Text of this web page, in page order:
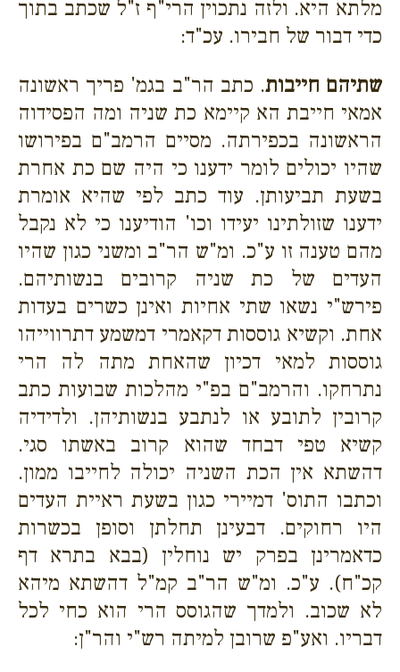
מלתא היא. ולזה נתכוין הרי"ף ז"ל שכתב בתוך
כדי דבור של חבירו. עכ"ד:
שתיהם חייבות. כתב הר"ב בגמ' פריך ראשונה
אמאי חייבת הא קיימא כת שניה ומה הפסידוה
הראשונה בכפירתה. מסיים הרמב"ם בפירושו
שהיו יכולים לומר ידענו כי היה שם כת אחרת
בשעת תביעותן. עוד כתב לפי שהיא אומרת
ידענו שזולתינו יעידו וכו' הודיענו כי לא נקבל
מהם טענה זו ע"כ. ומ"ש הר"ב ומשני כגון שהיו
העדים של כת שניה קרובים בנשותיהם.
פירש"י נשאו שתי אחיות ואינן כשרים בעדות
אחת. וקשיא גוססות דקאמרי דמשמע דתרווייהו
גוססות למאי דכיון שהאחת מתה לה הרי
נתרחקו. והרמב"ם בפ"י מהלכות שבועות כתב
קרובין לתובע או לנתבע בנשותיהן. ולדידיה
קשיא טפי דבחד שהוא קרוב באשתו סגי.
דהשתא אין הכת השניה יכולה לחייבו ממון.
וכתבו התוס' דמיירי כגון בשעת ראיית העדים
היו רחוקים. דבעינן תחלתן וסופן בכשרות
כדאמרינן בפרק יש נוחלין (בבא בתרא דף
קכ"ח). ע"כ. ומ"ש הר"ב קמ"ל דהשתא מיהא
לא שכוב. ולמדך שהגוסס הרי הוא כחי לכל
דבריו. ואע"פ שרובן למיתה רש"י והר"ן: